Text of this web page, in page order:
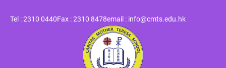
Tel : 2310 0440Fax : 2310 8478email : info@cmts.edu.hk